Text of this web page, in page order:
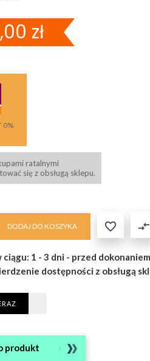
zł
0%
ratalnymi
się z obsługą sklepu.
DODAJ DO KOSZYKA  compare_arrows
ciągu: 1 - 3 dni - przed
dostępności z obsługą
produkt